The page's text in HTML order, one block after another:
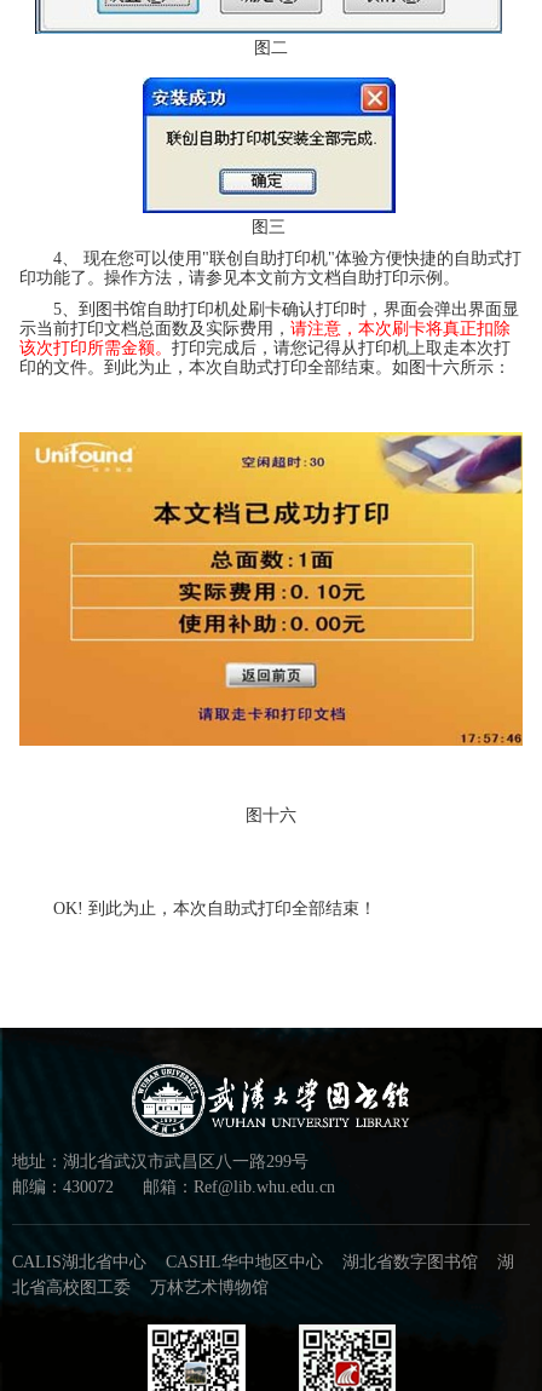
图二
图三
4、 现在您可以使用"联创自助打印机"体验方便快捷的自助式打
印功能了。操作方法，请参见本文前方文档自助打印示例。
5、到图书馆自助打印机处刷卡确认打印时，界面会弹出界面显
示当前打印文档总面数及实际费用，请注意，本次刷卡将真正扣除
该次打印所需金额。打印完成后，请您记得从打印机上取走本次打
印的文件。到此为止，本次自助式打印全部结束。如图十六所示：
图十六
OK! 到此为止，本次自助式打印全部结束！
地址：湖北省武汉市武昌区八一路299号
邮编：430072
邮箱：Ref@lib.whu.edu.cn
CALIS湖北省中心 CASHL华中地区中心 湖北省数字图书馆
湖
北省高校图工委
万林艺术博物馆